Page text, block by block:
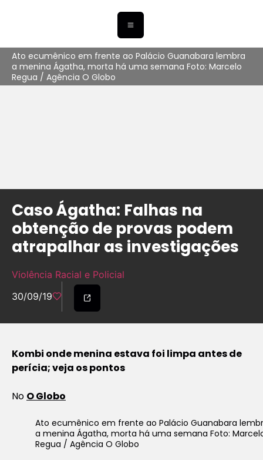
Ato ecumênico em frente ao Palácio Guanabara lembra
a menina Ágatha, morta há uma semana Foto: Marcelo
Regua / Agência O Globo
Caso Ágatha: Falhas na
obtenção de provas podem
atrapalhar as investigações
Violência Racial e Policial
30/09/19
Kombi onde menina estava foi limpa antes de
perícia; veja os pontos
No O Globo
Ato ecumênico em frente ao Palácio Guanabara
a menina Ágatha, morta há uma semana Foto:
Regua / Agência O Globo